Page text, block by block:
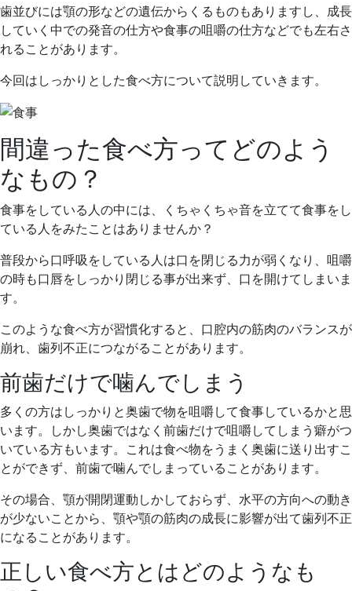
ッ
ク
歯並びには顎の形などの遺伝からくるものもありますし、成長
していく中での発音の仕方や食事の咀嚼の仕方などでも左右さ
れることがあります。
今回はしっかりとした食べ方について説明していきます。
間違った食べ方ってどのよう
なもの？
食事をしている人の中には、くちゃくちゃ音を立てて食事をし
ている人をみたことはありませんか？
普段から口呼吸をしている人は口を閉じる力が弱くなり、咀嚼
の時も口唇をしっかり閉じる事が出来ず、口を開けてしまいま
す。
このような食べ方が習慣化すると、口腔内の筋肉のバランスが
崩れ、歯列不正につながることがあります。
前歯だけで噛んでしまう
多くの方はしっかりと奥歯で物を咀嚼して食事しているかと思
います。しかし奥歯ではなく前歯だけで咀嚼してしまう癖がつ
いている方もいます。これは食べ物をうまく奥歯に送り出すこ
とができず、前歯で噛んでしまっていることがあります。
その場合、顎が開閉運動しかしておらず、水平の方向への動き
が少ないことから、顎や顎の筋肉の成長に影響が出て歯列不正
になることがあります。
正しい食べ方とはどのようなも